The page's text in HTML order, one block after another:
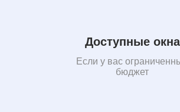
Доступные окна
Если у вас
бюджет